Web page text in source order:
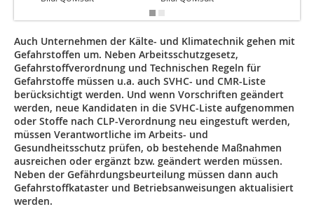
Auch Unternehmen der Kälte- und Klimatechnik gehen mit
Gefahrstoffen um. Neben Arbeitsschutzgesetz,
Gefahrstoffverordnung und Technischen Regeln für
Gefahrstoffe müssen u.a. auch SVHC- und CMR-Liste
berücksichtigt werden. Und wenn Vorschriften geändert
werden, neue Kandidaten in die SVHC-Liste aufgenommen
oder Stoffe nach CLP-Verordnung neu eingestuft werden,
müssen Verantwortliche im Arbeits- und
Gesundheitsschutz prüfen, ob bestehende Maßnahmen
ausreichen oder ergänzt bzw. geändert werden müssen.
Neben der Gefährdungsbeurteilung müssen dann auch
Gefahrstoffkataster und Betriebsanweisungen aktualisiert
werden.